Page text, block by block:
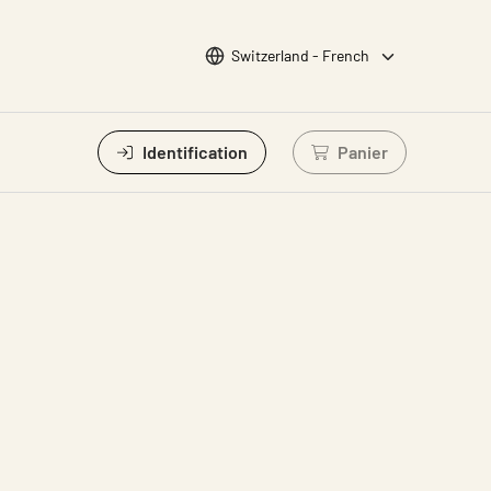
Choisir la langue
Switzerland - French
Identification Panier
Connectez-vous